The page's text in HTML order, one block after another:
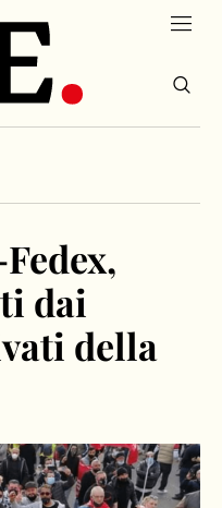
dai
della